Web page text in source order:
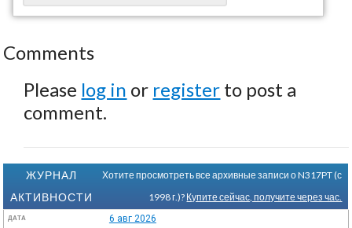
Comments
Please log in or register to post a
comment.
ЖУРНАЛ
АКТИВНОСТИ
Хотите просмотреть все архивные записи о N317PT (с
1998 г.)? Купите сейчас, получите через час.
ДАТА 6 авг 2026